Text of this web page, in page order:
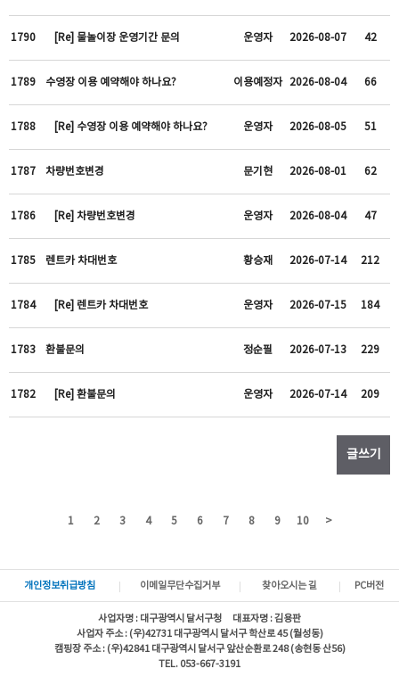
1790 [Re] 물놀이장 운영기간 문의 운영자 2026-08-07 42
1789 수영장 이용 예약해야 하나요? 이용예정자 2026-08-04 66
1788 [Re] 수영장 이용 예약해야 하나요? 운영자 2026-08-05 51
1787 차량번호변경 문기현 2026-08-01 62
1786 [Re] 차량번호변경 운영자 2026-08-04 47
1785 렌트카 차대번호 황승재 2026-07-14 212
1784 [Re] 렌트카 차대번호 운영자 2026-07-15 184
1783 환불문의 정순필 2026-07-13 229
1782 [Re] 환불문의 운영자 2026-07-14 209
글쓰기
1 2 3 4 5 6 7 8 9 10 >
개인정보취급방침 이메일무단수집거부 찾아오시는 길 PC버전
사업자명 : 대구광역시 달서구청 대표자명 : 김용판
사업자 주소 : (우)42731 대구광역시 달서구 학산로 45 (월성동)
캠핑장 주소 : (우)42841 대구광역시 달서구 앞산순환로 248 (송현동 산56)
TEL. 053-667-3191